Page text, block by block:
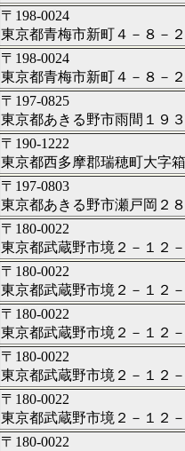
〒198-0024
東京都青梅市新町４－８－２
〒198-0024
東京都青梅市新町４－８－２
〒197-0825
東京都あきる野市雨間１９
〒190-1222
東京都西多摩郡瑞穂町大字
〒197-0803
東京都あきる野市瀬戸岡２８
〒180-0022
東京都武蔵野市境２－１２
〒180-0022
東京都武蔵野市境２－１２
〒180-0022
東京都武蔵野市境２－１２
〒180-0022
東京都武蔵野市境２－１２
〒180-0022
東京都武蔵野市境２－１２
〒180-0022